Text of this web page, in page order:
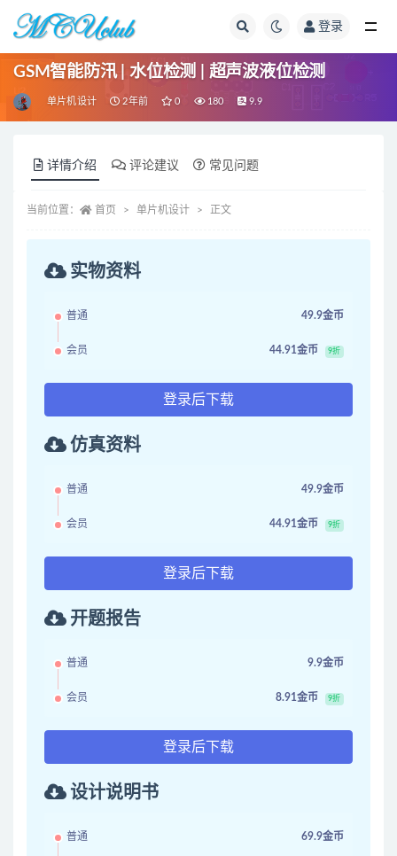
登录
GSM智能防汛 | 水位检测 | 超声波液位检测
单片机设计 2年前 0 180 9.9
详情介绍 评论建议 常见问题
当前位置： 首页 单片机设计 正文
实物资料
普通 49.9金币
会员 44.91金币 9折
登录后下载
仿真资料
普通 49.9金币
会员 44.91金币 9折
登录后下载
开题报告
普通 9.9金币
会员 8.91金币 9折
登录后下载
设计说明书
普通 69.9金币